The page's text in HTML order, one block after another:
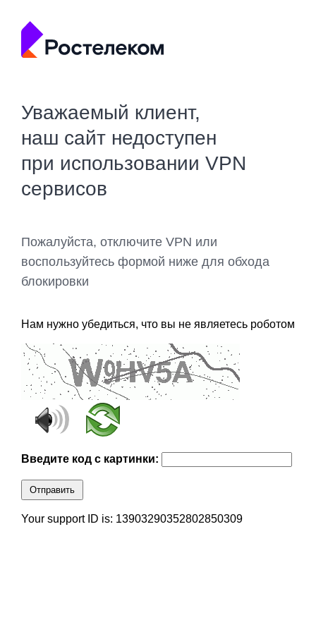
Уважаемый клиент,
наш сайт недоступен
при использовании VPN
сервисов
Пожалуйста, отключите VPN или
воспользуйтесь формой ниже для обхода
блокировки
Нам нужно убедиться, что вы не являетесь роботом
Введите код с картинки:
Отправить
Your support ID is: 13903290352802850309